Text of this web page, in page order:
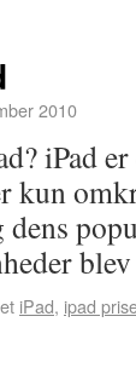
2010
iPad
kun
iPad, ipad